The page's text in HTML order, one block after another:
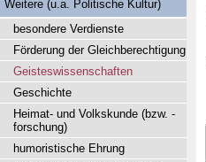
Weitere (u.a. Politische Kultur)
besondere Verdienste
Förderung der Gleichberechtigung
Geisteswissenschaften
Geschichte
Heimat- und Volkskunde (bzw. -
forschung)
humoristische Ehrung